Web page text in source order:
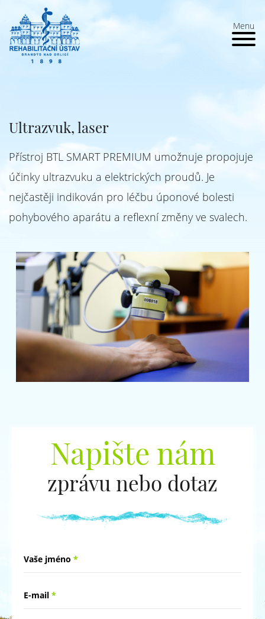
Menu
Ultrazvuk, laser
Přístroj BTL SMART PREMIUM umožnuje propojuje
účinky ultrazvuku a elektrických proudů. Je
nejčastěji indikován pro léčbu úponové bolesti
pohybového aparátu a reflexní změny ve svalech.
Napište nám
zprávu nebo dotaz
Vaše jméno *
E-mail *